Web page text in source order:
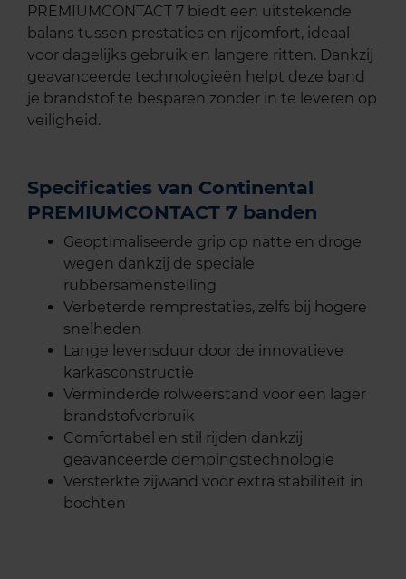
PREMIUMCONTACT 7 biedt een uitstekende
balans tussen prestaties en rijcomfort, ideaal
voor dagelijks gebruik en langere ritten. Dankzij
geavanceerde technologieën helpt deze band
je brandstof te besparen zonder in te leveren op
veiligheid.
Specificaties van Continental
PREMIUMCONTACT 7 banden
Geoptimaliseerde grip op natte en droge
wegen dankzij de speciale
rubbersamenstelling
Verbeterde remprestaties, zelfs bij hogere
snelheden
Lange levensduur door de innovatieve
karkasconstructie
Verminderde rolweerstand voor een lager
brandstofverbruik
Comfortabel en stil rijden dankzij
geavanceerde dempingstechnologie
Versterkte zijwand voor extra stabiliteit in
bochten